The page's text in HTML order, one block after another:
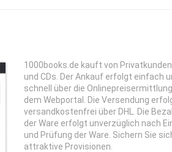
1000books.de kauft von
und CDs. Der Ankauf erfolgt einfach
schnell über die
dem Webportal. Die Versendung
versandkostenfrei über DHL. Die
der Ware erfolgt unverzüglich nach
und Prüfung der Ware. Sichern Sie
attraktive Provisionen.